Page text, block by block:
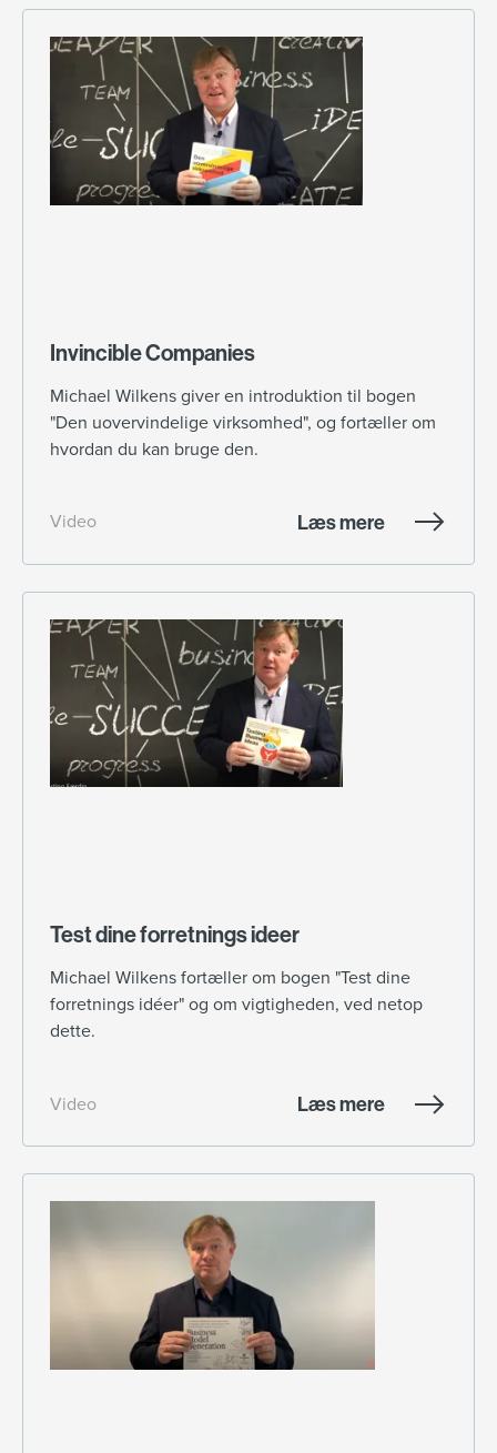
Invincible Companies
Michael Wilkens giver en introduktion til bogen
"Den uovervindelige virksomhed", og fortæller om
hvordan du kan bruge den.
Video Læs mere
Test dine forretnings ideer
Michael Wilkens fortæller om bogen "Test dine
forretnings idéer" og om vigtigheden, ved netop
dette.
Video Læs mere